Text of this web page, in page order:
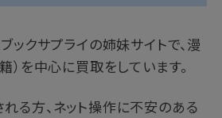
ックサプライの姉妹サイトで、漫
）を中心に買取をしています。
る方、ネット操作に不安のある